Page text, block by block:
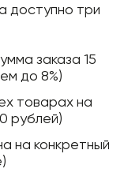
доступно три
заказа 15
до 8%)
товарах на
рублей)
на конкретный